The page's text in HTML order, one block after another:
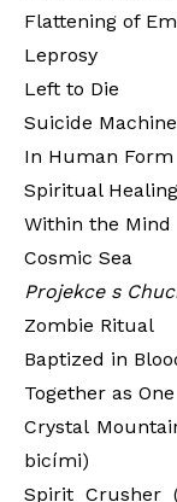
Flattening of
Leprosy
Left to Die
Suicide Machine
In Human Form
Spiritual Healing
Within the Mind
Cosmic Sea
Projekce s
Zombie Ritual
Baptized in
Together as One
Crystal
bicími)
Spirit Crusher